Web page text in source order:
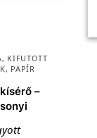
, KIFUTOTT
, PAPÍR
–